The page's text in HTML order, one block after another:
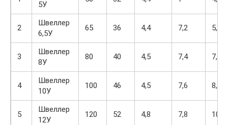
5У
2
Швеллер
6,5У
65 36 4,4 7,2 5,9
3
Швеллер
8У
80 40 4,5 7,4 7,05
4
Швеллер
10У
100 46 4,5 7,6 8,59
5
Швеллер
12У
120 52 4,8 7,8 10,4